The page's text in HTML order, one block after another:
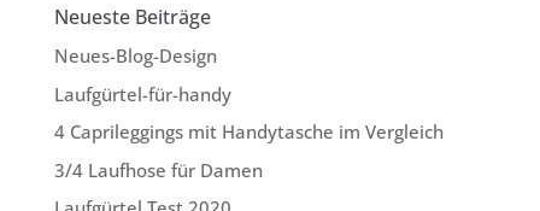
Neueste Beiträge
Neues-Blog-Design
Laufgürtel-für-handy
4 Caprileggings mit Handytasche im Vergleich
3/4 Laufhose für Damen